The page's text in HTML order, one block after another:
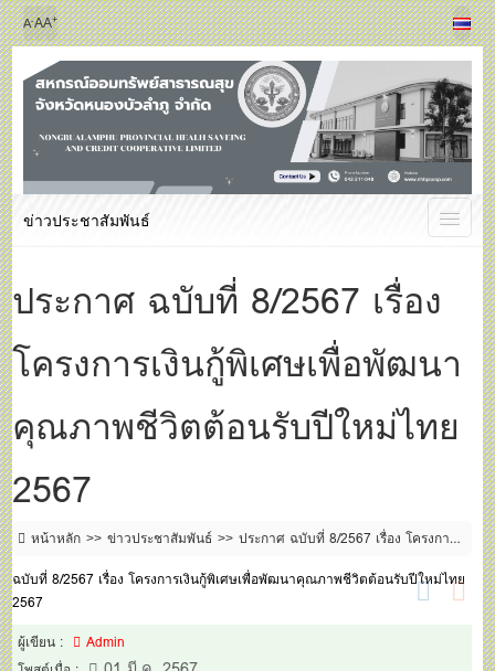
A-AA+
ข่าวประชาสัมพันธ์
ประกาศ ฉบับที่ 8/2567 เรื่อง
โครงการเงินกู้พิเศษเพื่อพัฒนา
คุณภาพชีวิตต้อนรับปีใหม่ไทย
2567
หน้าหลัก ข่าวประชาสัมพันธ์
ประกาศ ฉบับที่ 8/2567 เรื่อง โครงการ
ฉบับที่ 8/2567 เรื่อง โครงการเงินกู้พิเศษเพื่อพัฒนาคุณภาพชีวิตต้อนรับปีใหม่ไทย
2567
ผู้เขียน :
Admin